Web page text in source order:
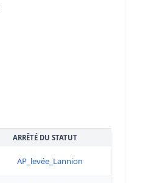
ARRÊTÉ DU STATUT
AP_levée_Lannion